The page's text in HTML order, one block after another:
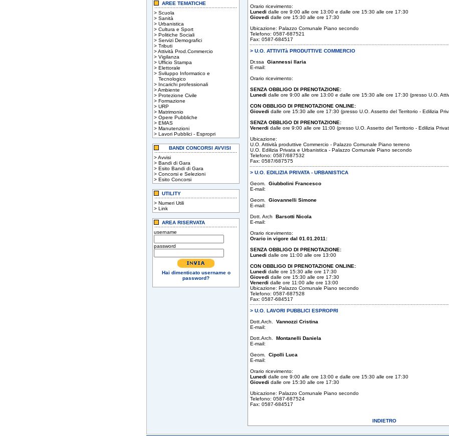
AREE TEMATICHE
> Scuola
> Sanità
> Urbanistica
> Cultura e Sport
> Politiche Sociali
> Servizi Demografici
> Tributi
>Attività Prod.Commercio
> Vigilanza
> Ufficio Stampa
> Elettorale
> Sviluppo Informatico e
Tecnologico
> Incarichi professionali
>Ambiente
> Protezione Civile
> Formazione
> URP
> Matrimonio
> Opere Pubbliche
> EMAS
> Manutenzioni
> Lavori Pubblici - Espropri
BANDI CONCORSI AVVISI
>Avvisi
> Bandi di Gara
> Esito Bandi di Gara
> Concorsi e Selezioni
> Esito Concorsi
UTILITY
> Numeri Utili
> Link
AREA RISERVATA
username
password
Hai dimenticato username o
password?
Orario ricevimento:
Lunedi dalle ore 9:00 alle ore 13:00 e dalle ore 15:30 alle ore 17:30
Giovedi dalle ore 15:30 alle ore 17:30
Ubicazione: Palazzo Comunale Piano secondo
Telefono: 0587-687521
Fax: 0587-684517
> U.O. ATTIVITà PRODUTTIVE COMMERCIO
Dr.ssa Giannessi Ilaria
E-mail:
Orario ricevimento:
SENZA OBBLIGO DI PRENOTAZIONE:
Lunedi dalle ore 9:00 alle ore 13:00 e dalle ore 15:30 alle ore 17:30 (presso U.O.
CON OBBLIGO DI PRENOTAZIONE ONLINE:
Giovedi dalle ore 15:30 alle ore 17:30 (presso U.O. Assetto del Territorio - Edilizia
SENZA OBBLIGO DI PRENOTAZIONE:
Venerdi dalle ore 9:00 alle ore 11:00 (presso U.O. Assetto del Territorio - Edilizia
Ubicazione:
U.O. Attività produttive Commercio - Palazzo Comunale Piano terreno
U.O. Edilizia Privata e Urbanistica - Palazzo Comunale Piano secondo
Telefono: 0587/687532
Fax: 0587/687575
> U.O. EDILIZIA PRIVATA - URBANISTICA
Geom. Giubbolini Francesco
E-mail:
Geom. Giovannelli Simone
E-mail:
Dott. Arch Barsotti Nicola
E-mail:
Orario ricevimento:
Orario in vigore dal 01.01.2011:
SENZA OBBLIGO DI PRENOTAZIONE:
Lunedi dalle ore 11:00 alle ore 13:00
CON OBBLIGO DI PRENOTAZIONE ONLINE:
Lunedi dalle ore 15:30 alle ore 17:30
Giovedi dalle ore 15:30 alle ore 17:30
Venerdi dalle ore 11:00 alle ore 13:00
Ubicazione: Palazzo Comunale Piano secondo
Telefono: 0587-687528
Fax: 0587-684517
> U.O. LAVORI PUBBLICI ESPROPRI
Dott.Arch. Vannozzi Cristina
E-mail:
Dott.Arch. Montanelli Daniela
E-mail:
Geom. Cipolli Luca
E-mail:
Orario ricevimento:
Lunedi dalle ore 9:00 alle ore 13:00 e dalle ore 15:30 alle ore 17:30
Giovedi dalle ore 15:30 alle ore 17:30
Ubicazione: Palazzo Comunale Piano secondo
Telefono: 0587-687524
Fax: 0587-684517
INDIETRO